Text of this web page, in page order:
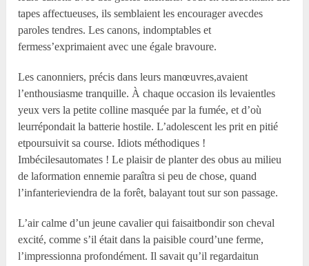
tapes affectueuses, ils semblaient les encourager avecdes
paroles tendres. Les canons, indomptables et
fermess’exprimaient avec une égale bravoure.
Les canonniers, précis dans leurs manœuvres,avaient
l’enthousiasme tranquille. À chaque occasion ils levaientles
yeux vers la petite colline masquée par la fumée, et d’où
leurrépondait la batterie hostile. L’adolescent les prit en pitié
etpoursuivit sa course. Idiots méthodiques !
Imbécilesautomates ! Le plaisir de planter des obus au milieu
de laformation ennemie paraîtra si peu de chose, quand
l’infanterieviendra de la forêt, balayant tout sur son passage.
L’air calme d’un jeune cavalier qui faisaitbondir son cheval
excité, comme s’il était dans la paisible courd’une ferme,
l’impressionna profondément. Il savait qu’il regardaitun